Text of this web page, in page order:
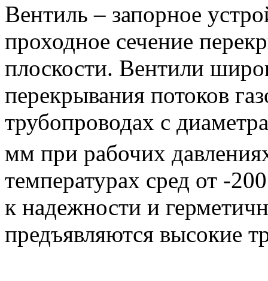
Вентиль – запорное
проходное сечение
плоскости. Вентили
перекрывания потоков
трубопроводах с
мм при рабочих
температурах сред от -
к надежности и
предъявляются высокие